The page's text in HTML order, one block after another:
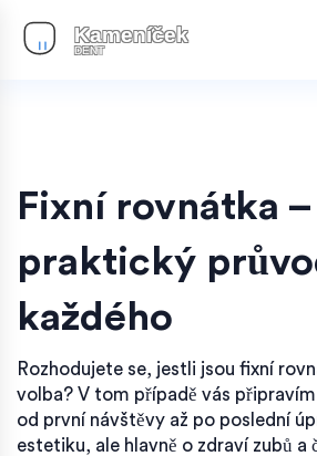
Fixní rovnátka –
praktický
každého
Rozhodujete se, jestli jsou fixní
volba? V tom případě vás
od první návštěvy až po poslední
estetiku, ale hlavně o zdraví zubů a